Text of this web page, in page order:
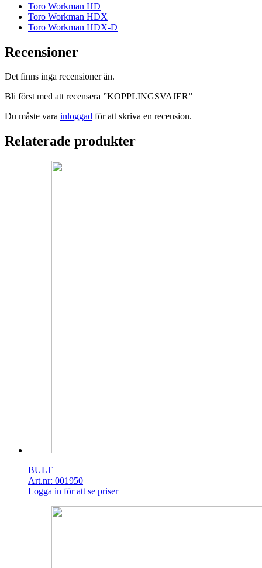
Toro Workman HD
Toro Workman HDX
Toro Workman HDX-D
Recensioner
Det finns inga recensioner än.
Bli först med att recensera ”KOPPLINGSVAJER”
Du måste vara inloggad för att skriva en recension.
Relaterade produkter
BULT
Art.nr: 001950
Logga in för att se priser